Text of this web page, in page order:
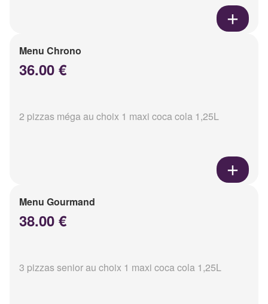
Menu Chrono
36.00 €
2 pizzas méga au choix 1 maxi coca cola 1,25L
Menu Gourmand
38.00 €
3 pizzas senior au choix 1 maxi coca cola 1,25L